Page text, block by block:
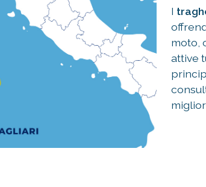
I
moto,
attive